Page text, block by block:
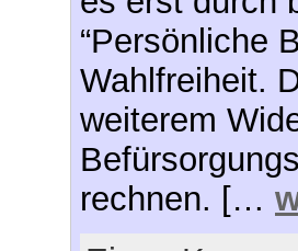
“Persönliche
Wahlfreiheit.
weiterem
rechnen. […